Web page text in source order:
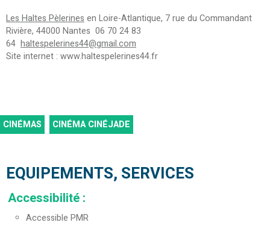
Les Haltes Pèlerines en Loire-Atlantique, 7 rue du Commandant
Rivière, 44000 Nantes 06 70 24 83
64 haltespelerines44@gmail.com
Site internet : www.haltespelerines44.fr
CINÉMAS CINÉMA CINÉJADE
EQUIPEMENTS, SERVICES
Accessibilité :
Accessible PMR